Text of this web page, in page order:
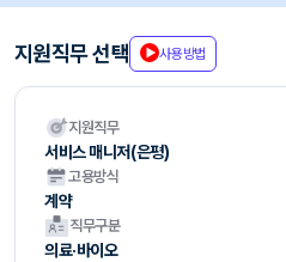
지원직무 선택 사용방법
지원직무
서비스 매니저(은평)
고용방식
계약
직무구분
의료·바이오